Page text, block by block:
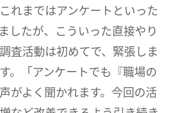
れまではアンケートといった
したが、こういった直接やり
査活動は初めてで、緊張しま
。「アンケートでも『職場の
がよく聞かれます。今回の活